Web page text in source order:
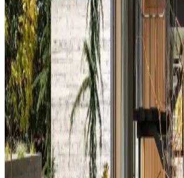
Yatak odası duvar renginin seçimi, ışık
yerleşimi gibi faktörlerle uyumlu olmalıdır.
ve yeşil tonları farklı atmosferler yaratır. Renk
koşullarında test edilmelidir.
Kahvaltı Köşeleri İçin Sandalye
Dekorasyon İpuçları
Kahvaltı köşelerinde ahşap ve sentetik deri
ve temizlik kolaylığı sunar. Minder ve özel
ve estetik dengelenir, mekanın atmosferi
Perde Rengine Uyumlu Nevresim
Desenlerle Dekorasyonda Denge